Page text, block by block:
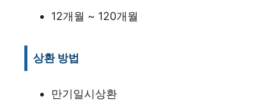
12개월 ~ 120개월
상환 방법
만기일시상환